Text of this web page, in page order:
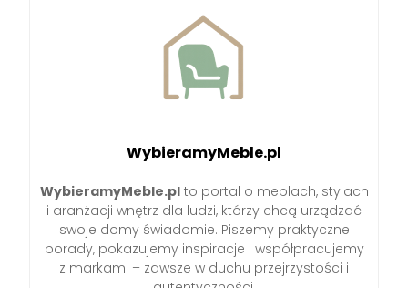
WybieramyMeble.pl
WybieramyMeble.plto portal o meblach, stylach
i aranżacji wnętrz dla ludzi, którzy chcą urządzać
swoje domy świadomie. Piszemy praktyczne
porady, pokazujemy inspiracje i współpracujemy
z markami – zawsze w duchu przejrzystości i